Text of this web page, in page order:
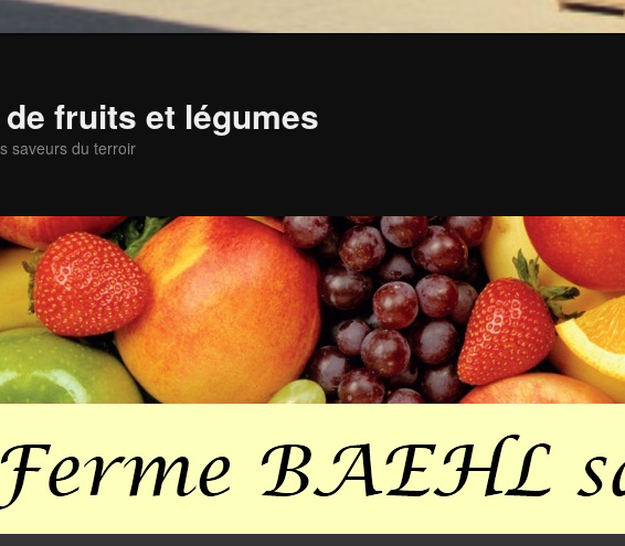
fruits et légumes
saveurs du terroir